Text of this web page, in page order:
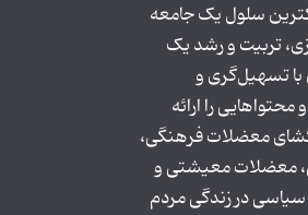
سلول یک جامعه
تربیت و رشد یک
با تسهیل‌گری و
را ارائه
معضلات فرهنگی،
معضلات معیشتی و
در زندگی مردم